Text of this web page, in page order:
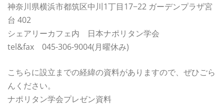
神奈川県横浜市都筑区中川1丁目17−22 ガーデンプラザ宮
台 402
シェアリーカフェ内 日本ナポリタン学会
tel&fax 045-306-9004(月曜休み)
こちらに設立までの経緯の資料がありますので、ぜひごら
んください。
ナポリタン学会プレゼン資料